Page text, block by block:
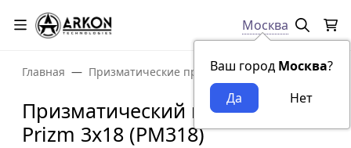
Москва
Ваш город Москва?
Главная Призматические прицелы
Призматический прицел Arkon
Prizm 3x18 (PM318)